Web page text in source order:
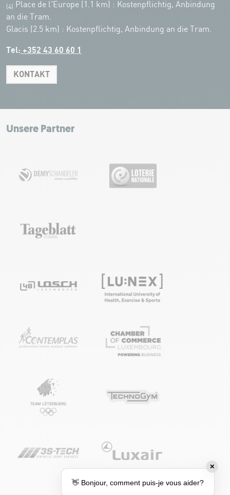
(4)
Place de l'Europe (1.1 km) : Kostenpflichtig, Anbindung
an die Tram.
Glacis (2.5 km) : Kostenpflichtig, Anbindung an die Tram.
Tel: +352 43 60 60 1
KONTAKT
+
−
Leaflet|Map tiles by Carto, under CC BY 3.0. Data by OpenStreetMap, under
Unsere Partner
✕
👋 Bonjour, comment puis-je vous aider?